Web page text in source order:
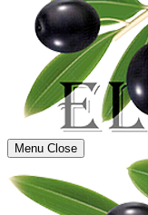
Menu Close